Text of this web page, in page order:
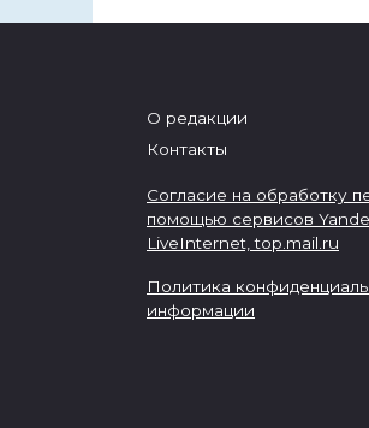
О редакции
Контакты
Согласие на обработку
помощью сервисов
LiveInternet,top.mail.ru
Политика
информации